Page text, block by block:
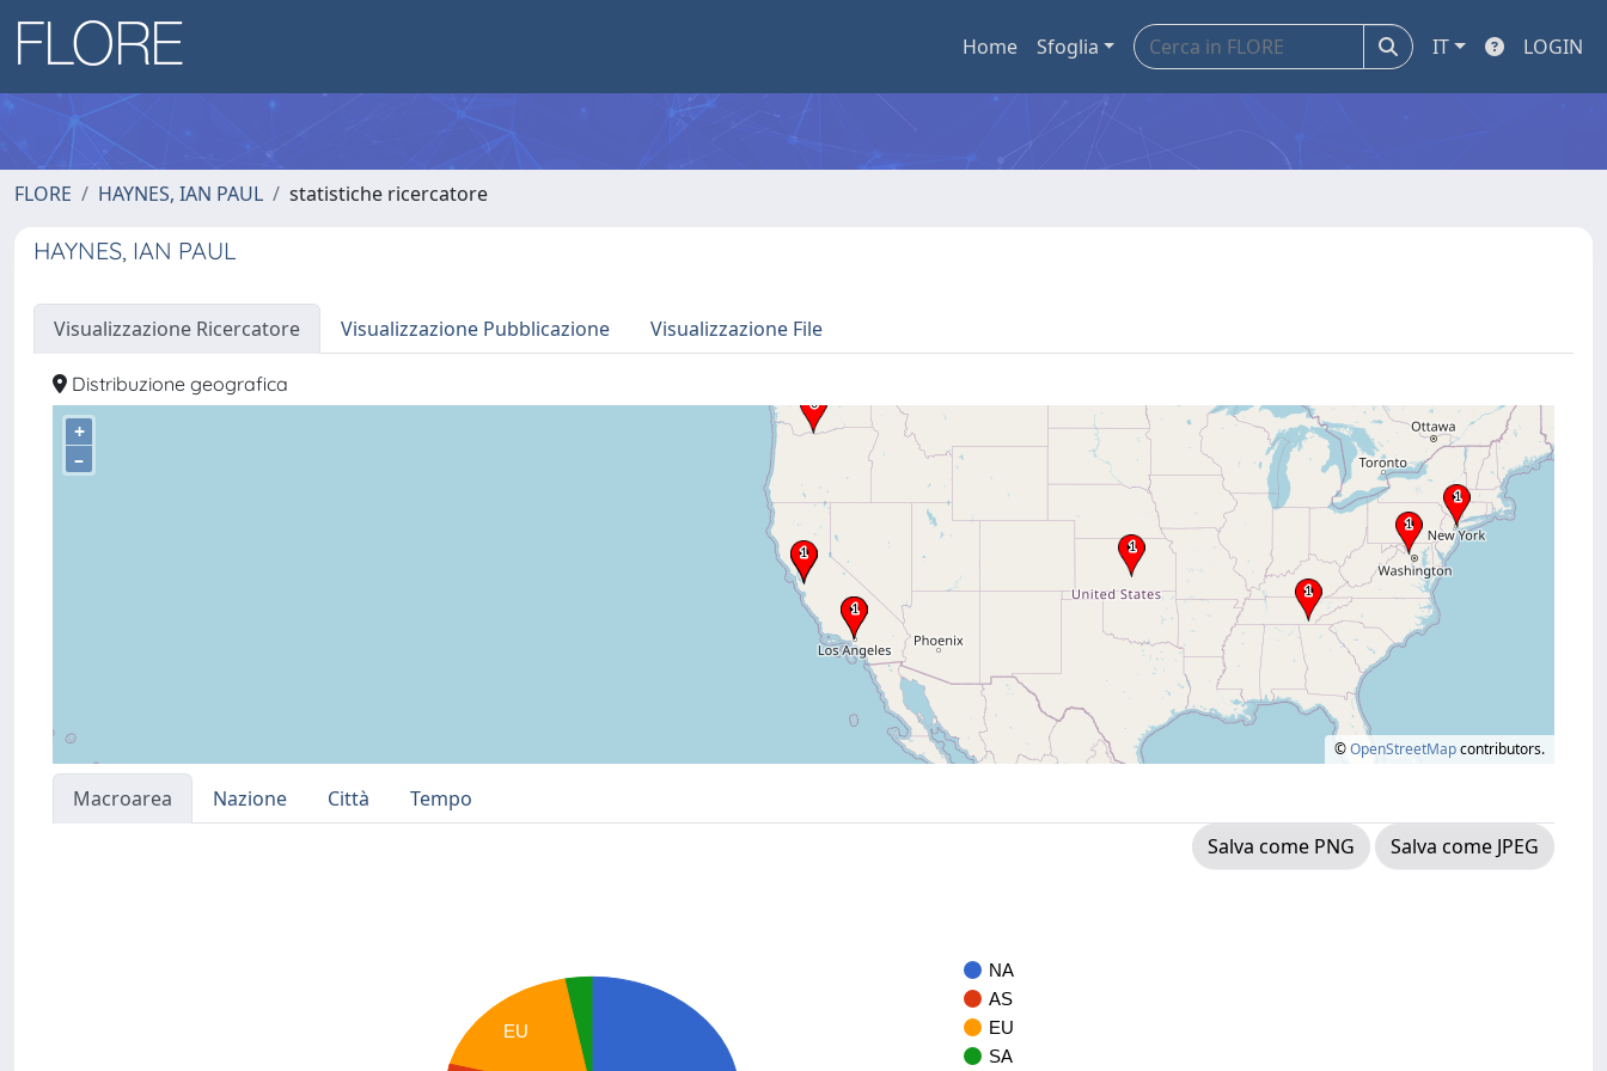
Home Sfoglia IT LOGIN
FLORE HAYNES, IAN PAUL statistiche ricercatore
HAYNES, IAN PAUL
Visualizzazione Ricercatore Visualizzazione Pubblicazione Visualizzazione File
Distribuzione geografica
+
–
©OpenStreetMapcontributors.
Macroarea Nazione Città
Tempo
Salva come PNG
Salva come JPEG
NA
AS
EU
SA
EU